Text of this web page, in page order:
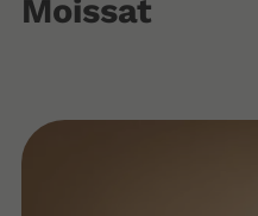
Moissat